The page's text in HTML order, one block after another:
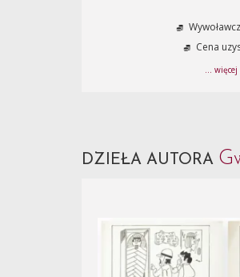
Cena
... więcej
DZIEŁA AUTORA